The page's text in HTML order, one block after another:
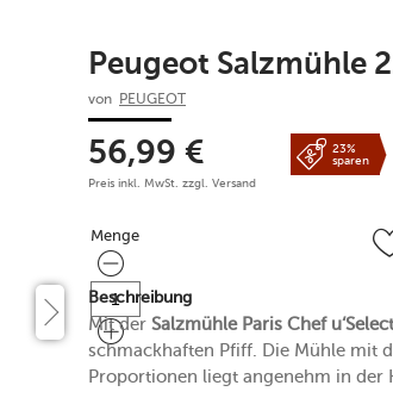
Peugeot Salzmühle
von PEUGEOT
56,99 €
Preis inkl. MwSt. zzgl. Versand
23%
sparen
Menge
Menge
Beschreibung
Mit der Salzmühle Paris Chef u‘Select
schmackhaften Pfiff. Die Mühle mit
Proportionen liegt angenehm in der